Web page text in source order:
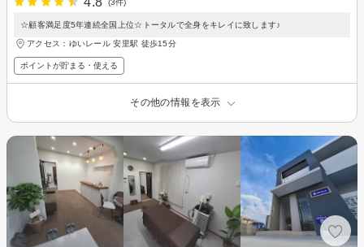
☆顧客満足度5年連続全国上位☆トータルで全身をキレイに致します♪
アクセス：ゆいレール 安里駅 徒歩15分
ポイントが貯まる・使える
その他の情報を表示